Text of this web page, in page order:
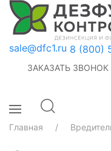
sale@dfc1.ru 8 (800)
ЗАКАЗАТЬ ЗВОНОК
Главная